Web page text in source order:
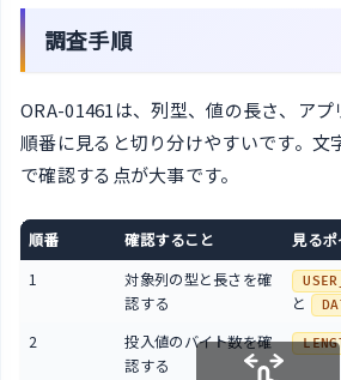
調査手順
ORA-01461は、列型、値の長さ、ア
順番に見ると切り分けやすいです。文
で確認する点が大事です。
順番 確認すること
見る
1
対象列の型と長さを確
認する
と
2
投入値のバイト数を確
認する